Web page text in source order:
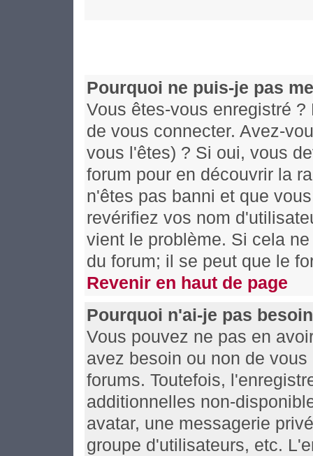
Pourquoi ne puis-je pas
Vous êtes-vous enregistré
de vous connecter. Avez-
vous l'êtes) ? Si oui, vous
forum pour en découvrir la
n'êtes pas banni et que
revérifiez vos nom
vient le problème. Si cela
du forum; il se peut que le
Revenir en haut de page
Pourquoi n'ai-je pas
Vous pouvez ne pas en
avez besoin ou non de
forums. Toutefois,
additionnelles non-
avatar, une messagerie
groupe d'utilisateurs, etc.